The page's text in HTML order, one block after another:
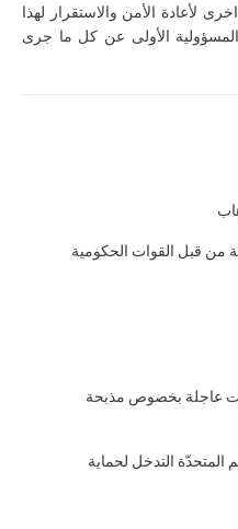
لأعادة الأمن والاستقرار لهذا
المسؤولية الأولى عن كل ما جرى
من قبل القوات الحكومية
عاجلة بخصوص مذبحة
المتحدّة التدخل لحماية